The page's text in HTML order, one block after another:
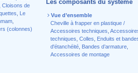
Cloisons de
Le
(colonnes)
Les composants du système
Vue d’ensemble
Cheville à frapper en plastique /
Accessoires techniques
techniques Colles
Enduits et
d'étanchéité, Bandes d’armature,
Accessoires de montage